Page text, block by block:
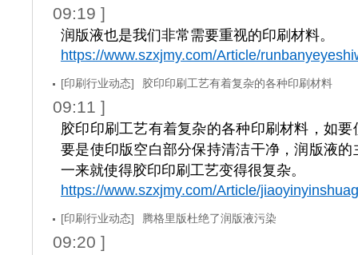
09:19 ]
润版液也是我们非常需要重视的印刷材料。
https://www.szxjmy.com/Article/
[印刷行业动态] 胶印印刷工艺有着复杂的各种印刷材料
09:11 ]
胶印印刷工艺有着复杂的各种印刷材料，如
要是使印版空白部分保持清洁干净，润版液
一来就使得胶印印刷工艺变得很复杂。
https://www.szxjmy.com/Article/
[印刷行业动态] 腾格里版杜绝了润版液污染
09:20 ]